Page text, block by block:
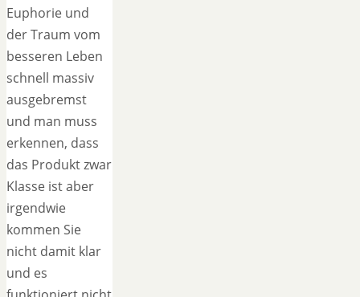
Euphorie und
der Traum vom
besseren Leben
schnell massiv
ausgebremst
und man muss
erkennen, dass
das Produkt zwar
Klasse ist aber
irgendwie
kommen Sie
nicht damit klar
und es